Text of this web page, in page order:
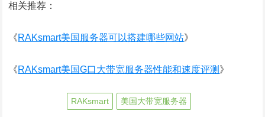
相关推荐：
《RAKsmart美国服务器可以搭建哪些网站》
《RAKsmart美国G口大带宽服务器性能和速度评测 》
RAKsmart 美国大带宽服务器